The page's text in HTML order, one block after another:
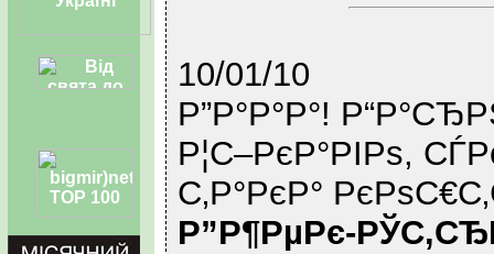
10/01/10
Р”Р°Р°Р°!
Р¦С–РєР°РІРѕ,
С‚Р°РєР°
Р”Р¶РµРє-